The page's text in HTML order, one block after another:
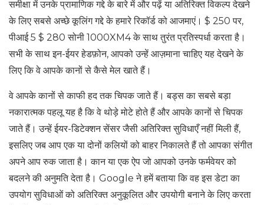
समीक्षा में उनके प्रामाणिक गद्दे के बारे में और पढ़ें या अतिरिक्त विकल्प देखने
के लिए सबसे अच्छे कूलिंग गद्दे के हमारे रिकॉर्ड को आजमाएं। $ 250 पर,
पीआई 5 $ 280 सोनी 1000XM4 के साथ तुरंत प्रतिस्पर्धा करता है।
सभी के साथ इन-ईयर हेडफ़ोन, आपको उन्हें आज़माना चाहिए यह देखने के
लिए कि वे आपके कानों से कैसे मेल खाते हैं।
वे आपके कानों से काफी हद तक चिपक जाते हैं। बड्स का सबसे बड़ा
नकारात्मक पहलू यह है कि वे थोड़े मोटे होते हैं और आपके कानों से चिपक
जाते हैं। उन्हें ईयर-डिटेक्शन सेंसर जैसी अतिरिक्त सुविधाएँ नहीं मिली हैं,
इसलिए जब आप एक या दोनों कलियों को बाहर निकालते हैं तो आपका संगीत
अपने आप रुक जाता है। कान या एक ऐप जो आपको उनके फर्मवेयर को
बदलने की अनुमति देता है। Google ने हमें बताया कि वह इस डेटा का
उपयोग सुविधाओं को अतिरिक्त अनुकूलित और उपयोगी बनाने के लिए करता